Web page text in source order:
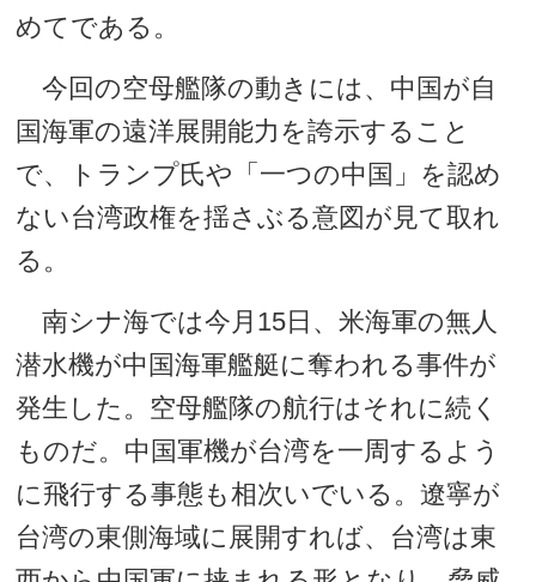
めてである。
今回の空母艦隊の動きには、中国が自
国海軍の遠洋展開能力を誇示すること
で、トランプ氏や「一つの中国」を認め
ない台湾政権を揺さぶる意図が見て取れ
る。
南シナ海では今月15日、米海軍の無人
潜水機が中国海軍艦艇に奪われる事件が
発生した。空母艦隊の航行はそれに続く
ものだ。中国軍機が台湾を一周するよう
に飛行する事態も相次いでいる。遼寧が
台湾の東側海域に展開すれば、台湾は東